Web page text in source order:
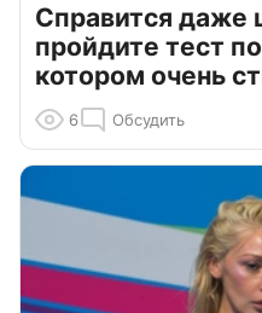
Справится даже
пройдите тест
котором очень
6 Обсудить